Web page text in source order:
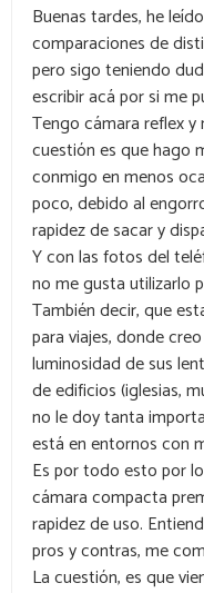
Buenas tardes, he
comparaciones de
pero sigo teniendo
escribir acá por si me
Tengo cámara reflex y
cuestión es que hago
conmigo en menos
poco, debido al
rapidez de sacar y
Y con las fotos del
no me gusta utilizarlo
También decir, que
para viajes, donde
luminosidad de sus
de edificios (iglesias,
no le doy tanta
está en entornos con
Es por todo esto por
cámara compacta
rapidez de uso.
pros y contras, me
La cuestión, es que